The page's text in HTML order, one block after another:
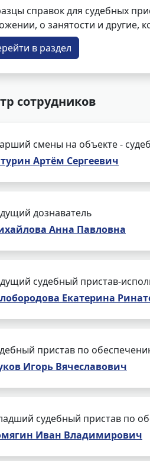
справок для судебных
о занятости и другие,
в раздел
сотрудников
смены на объекте -
Артём Сергеевич
дознаватель
Анна Павловна
судебный пристав-
Екатерина
пристав по
Игорь Вячеславович
судебный пристав по
Иван Владимирович